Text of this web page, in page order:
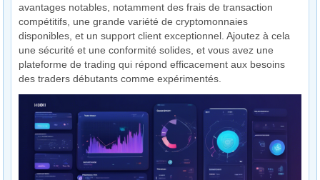
avantages notables, notamment des frais de transaction
compétitifs, une grande variété de cryptomonnaies
disponibles, et un support client exceptionnel. Ajoutez à cela
une sécurité et une conformité solides, et vous avez une
plateforme de trading qui répond efficacement aux besoins
des traders débutants comme expérimentés.